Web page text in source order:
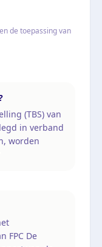
de toepassing van
(TBS) van
in verband
worden
FPC De